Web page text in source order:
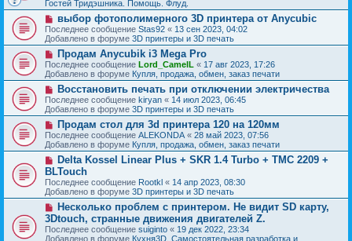
и
б
щ
е
н
и
е
е
с
о
о
б
щ
е
н
и
е
Гостей Тридэшника. Помощь. Флуд.
Н
о
в
о
с
о
о
б
щ
е
н
и
е
выбор фотополимерного 3D принтера от Anycubic
Последнее сообщение Stas92 « 13 сен 2023, 04:02
Добавлено в форуме 3D принтеры и 3D печать
Н
о
в
о
с
о
о
б
щ
е
н
и
е
Продам Anycubik i3 Mega Pro
Последнее сообщение Lord_CamelL « 17 авг 2023, 17:26
Добавлено в форуме Купля, продажа, обмен, заказ печати
Н
о
в
о
с
о
о
б
щ
е
н
и
е
Восстановить печать при отключении электричества
Последнее сообщение kiryan « 14 июл 2023, 06:45
Добавлено в форуме 3D принтеры и 3D печать
Н
о
в
о
с
о
о
б
щ
е
н
и
Продам стол для 3d принтера 120 на 120мм
Последнее сообщение ALEKONDA « 28 май 2023, 07:56
Добавлено в форуме Купля, продажа, обмен, заказ печати
Н
о
в
о
е
с
о
о
б
Delta Kossel Linear Plus + SKR 1.4 Turbo + TMC 2209 +
BLTouch
Последнее сообщение Rootkl « 14 апр 2023, 08:30
Добавлено в форуме 3D принтеры и 3D печать
Н
о
в
о
Несколько проблем с принтером. Не видит SD карту,
3Dtouch, странные движения двигателей Z.
Последнее сообщение suiginto « 19 дек 2022, 23:34
Добавлено в форуме Кухня3D. Самостоятельная разработка и